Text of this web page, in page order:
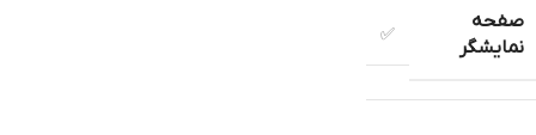
صفحه
نمایشگر
✅